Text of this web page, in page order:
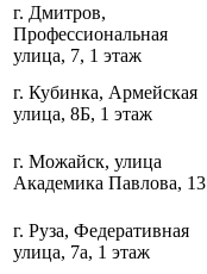
г. Дмитров,
Профессиональная
улица, 7, 1 этаж
г. Кубинка, Армейская
улица, 8Б, 1 этаж
г. Можайск, улица
Академика Павлова, 13
г. Руза, Федеративная
улица, 7а, 1 этаж